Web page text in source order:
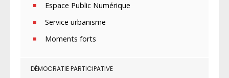
Espace Public Numérique
Service urbanisme
Moments forts
DÉMOCRATIE PARTICIPATIVE